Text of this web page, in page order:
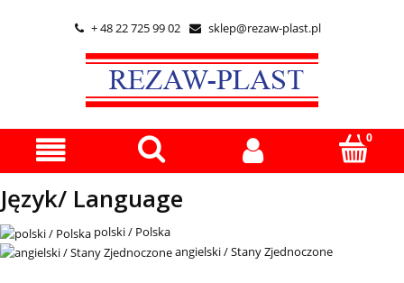
 + 48 22 725 99 02  sklep@rezaw-plast.pl
Język/ Language
polski / Polska
angielski / Stany Zjednoczone